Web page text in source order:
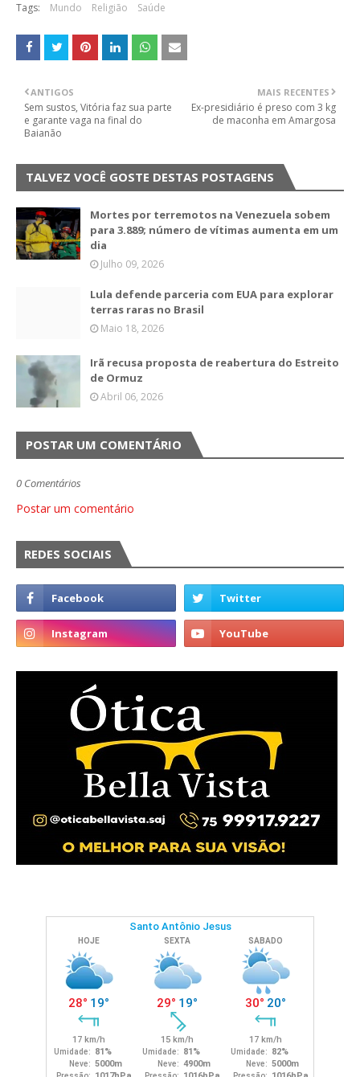
Tags: Mundo Religião Saúde
MAIS RECENTES
Ex-presidiário é preso com 3 kg
de maconha em Amargosa
ANTIGOS
Sem sustos, Vitória faz sua parte
e garante vaga na final do
Baianão
TALVEZ VOCÊ GOSTE DESTAS POSTAGENS
Mortes por terremotos na Venezuela sobem
para 3.889; número de vítimas aumenta em um
dia
Julho 09, 2026
Lula defende parceria com EUA para explorar
terras raras no Brasil
Maio 18, 2026
Irã recusa proposta de reabertura do Estreito
de Ormuz
Abril 06, 2026
POSTAR UM COMENTÁRIO
0 Comentários
Postar um comentário
REDES SOCIAIS